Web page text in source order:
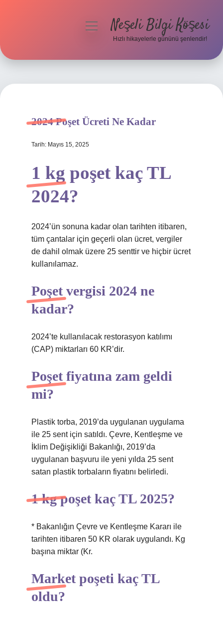
Hakkımızda
menüyüNeşeli Bilgi Köşesi
Hızlı hikayelerle gününü şenlendir!
2024 Poşet Ücreti Ne Kadar
Tarih: Mayıs 15, 2025
1 kg poşet kaç TL
2024?
2024’ün sonuna kadar olan tarihten itibaren,
tüm çantalar için geçerli olan ücret, vergiler
de dahil olmak üzere 25 senttir ve hiçbir ücret
kullanılamaz.
Poşet vergisi 2024 ne
kadar?
2024’te kullanılacak restorasyon katılımı
(CAP) miktarları 60 KR’dir.
Poşet fiyatına zam geldi
mi?
Plastik torba, 2019’da uygulanan uygulama
ile 25 sent için satıldı. Çevre, Kentleşme ve
İklim Değişikliği Bakanlığı, 2019’da
uygulanan başvuru ile yeni yılda 25 sent
satan plastik torbaların fiyatını belirledi.
1 kg poşet kaç TL 2025?
* Bakanlığın Çevre ve Kentleşme Kararı ile
tarihten itibaren 50 KR olarak uygulandı. Kg
başına miktar (Kr.
Market poşeti kaç TL
oldu?